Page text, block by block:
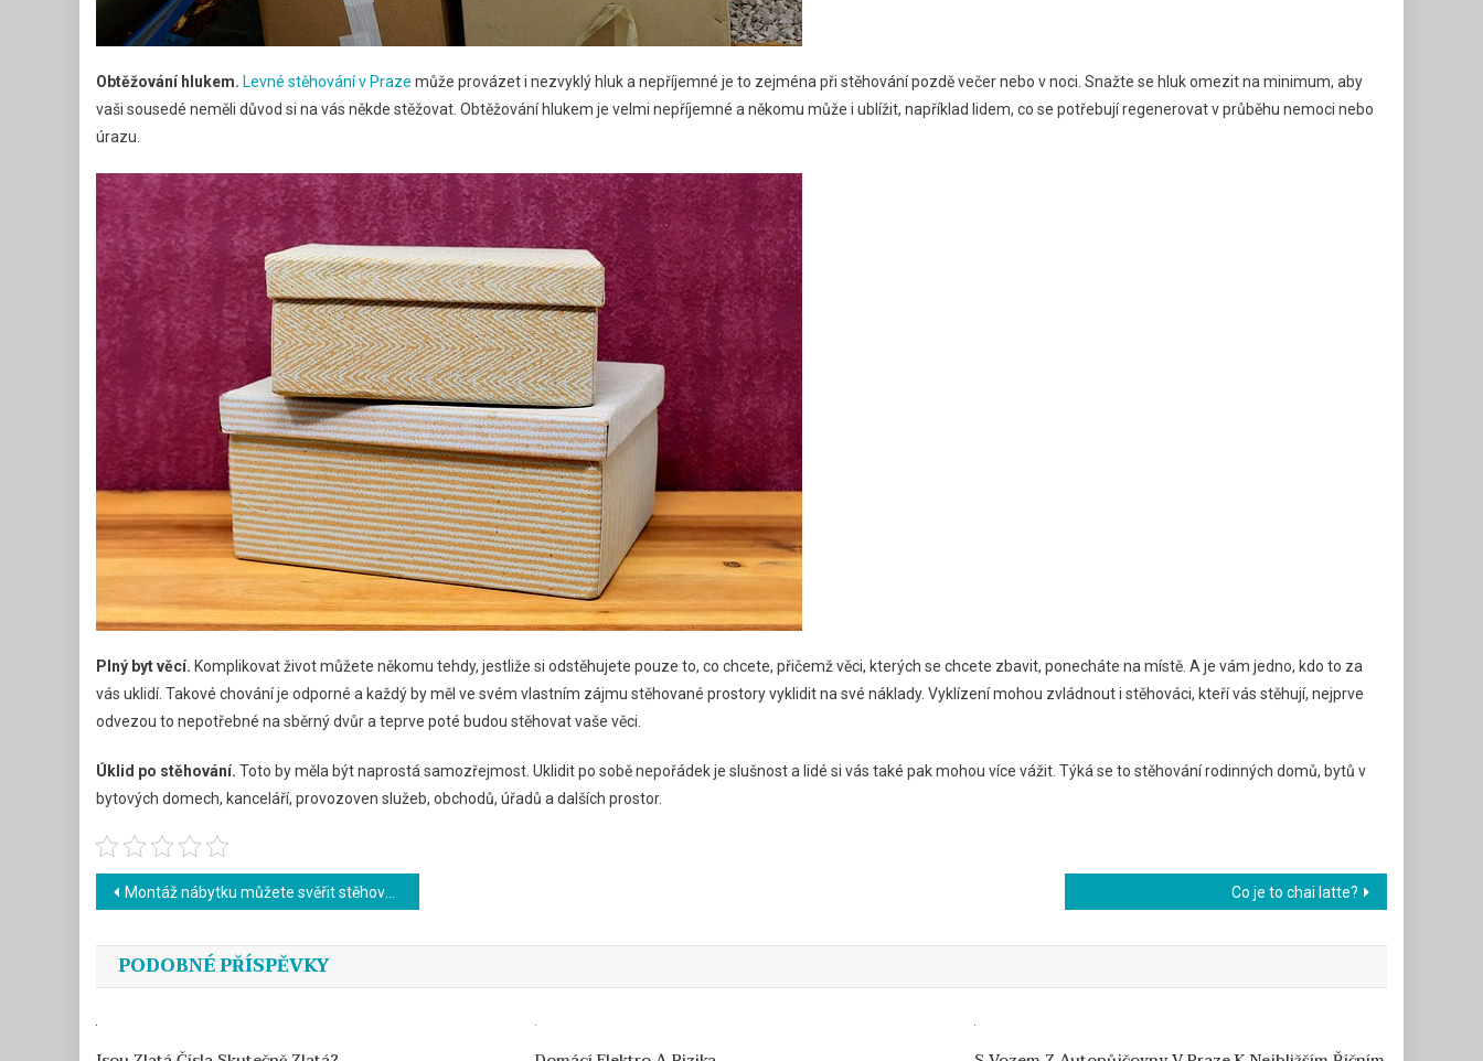
Obtěžování hlukem. Levné stěhování v Praze může provázet i nezvyklý hluk a nepříjemné je to zejména při stěhování pozdě večer nebo v noci. Snažte se hluk omezit na minimum, aby
vaši sousedé neměli důvod si na vás někde stěžovat. Obtěžování hlukem je velmi nepříjemné a někomu může i ublížit, například lidem, co se potřebují regenerovat v průběhu nemoci nebo
úrazu.
Plný byt věcí. Komplikovat život můžete někomu tehdy, jestliže si odstěhujete pouze to, co chcete, přičemž věci, kterých se chcete zbavit, ponecháte na místě. A je vám jedno, kdo to za
vás uklidí. Takové chování je odporné a každý by měl ve svém vlastním zájmu stěhované prostory vyklidit na své náklady. Vyklízení mohou zvládnout i stěhováci, kteří vás stěhují, nejprve
odvezou to nepotřebné na sběrný dvůr a teprve poté budou stěhovat vaše věci.
Úklid po stěhování. Toto by měla být naprostá samozřejmost. Uklidit po sobě nepořádek je slušnost a lidé si vás také pak mohou více vážit. Týká se to stěhování rodinných domů, bytů v
bytových domech, kanceláří, provozoven služeb, obchodů, úřadů a dalších prostor.
Navigace
pro
příspěvek
Montáž nábytku můžete svěřit stěhovákům Co je to chai latte?
PODOBNÉ PŘÍSPĚVKY